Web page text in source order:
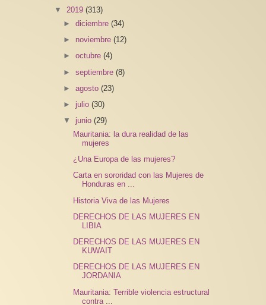
▼ 2019 (313)
►diciembre(34)
► noviembre(12)
►octubre(4)
►septiembre(8)
►agosto(23)
► julio(30)
▼ junio(29)
Mauritania: la dura realidad de las
mujeres
¿Una Europa de las mujeres?
Carta en sororidad con las Mujeres de
Honduras en ...
Historia Viva de las Mujeres
DERECHOS DE LAS MUJERES EN
LIBIA
DERECHOS DE LAS MUJERES EN
KUWAIT
DERECHOS DE LAS MUJERES EN
JORDANIA
Mauritania: Terrible violencia estructural
contra ...